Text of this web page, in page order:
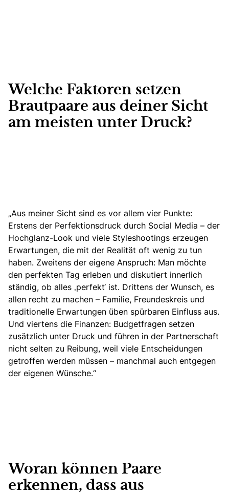
Welche Faktoren setzen
Brautpaare aus deiner Sicht
am meisten unter Druck?
„Aus meiner Sicht sind es vor allem vier Punkte:
Erstens der Perfektionsdruck durch Social Media – der
Hochglanz-Look und viele Styleshootings erzeugen
Erwartungen, die mit der Realität oft wenig zu tun
haben. Zweitens der eigene Anspruch: Man möchte
den perfekten Tag erleben und diskutiert innerlich
ständig, ob alles ‚perfekt‘ ist. Drittens der Wunsch, es
allen recht zu machen – Familie, Freundeskreis und
traditionelle Erwartungen üben spürbaren Einfluss aus.
Und viertens die Finanzen: Budgetfragen setzen
zusätzlich unter Druck und führen in der Partnerschaft
nicht selten zu Reibung, weil viele Entscheidungen
getroffen werden müssen – manchmal auch entgegen
der eigenen Wünsche.“
Woran können Paare
erkennen, dass aus